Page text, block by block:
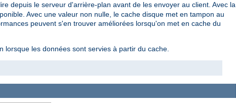
depuis le serveur d'arrière-plan avant de les envoyer au client. Avec la
Avec une valeur non nulle, le cache disque met en tampon au
peuvent s'en trouver améliorées lorsqu'on met en cache du
les données sont servies à partir du cache.